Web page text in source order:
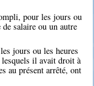
pour les jours ou
salaire ou un autre
jours ou les heures
il avait droit à
au présent arrêté, ont